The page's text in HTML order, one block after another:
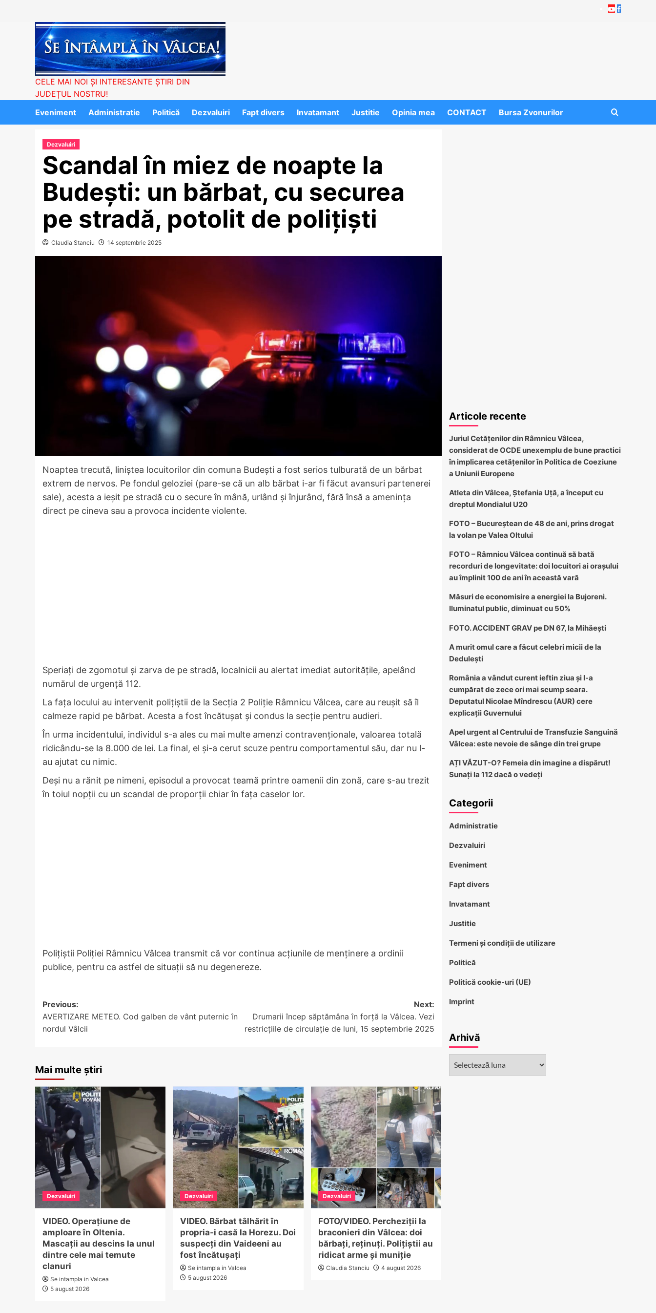
Youtube
Facebook
CELE MAI NOI ȘI INTERESANTE ȘTIRI DIN
JUDEȚUL NOSTRU!
Eveniment
Administratie Politică Dezvaluiri Fapt divers Invatamant Justitie Opinia mea CONTACT Bursa Zvonurilor
Dezvaluiri
Scandal în miez de noapte la
Budești: un bărbat, cu securea
pe stradă, potolit de polițiști
Claudia Stanciu 14 septembrie 2025
Noaptea trecută, liniștea locuitorilor din comuna Budești a fost serios tulburată de un bărbat
extrem de nervos. Pe fondul geloziei (pare-se că un alb bărbat i-ar fi făcut avansuri partenerei
sale), acesta a ieșit pe stradă cu o secure în mână, urlând și înjurând, fără însă a amenința
direct pe cineva sau a provoca incidente violente.
Speriați de zgomotul și zarva de pe stradă, localnicii au alertat imediat autoritățile, apelând
numărul de urgență 112.
La fața locului au intervenit polițiștii de la Secția 2 Poliție Râmnicu Vâlcea, care au reușit să îl
calmeze rapid pe bărbat. Acesta a fost încătușat și condus la secție pentru audieri.
În urma incidentului, individul s-a ales cu mai multe amenzi contravenționale, valoarea totală
ridicându-se la 8.000 de lei. La final, el și-a cerut scuze pentru comportamentul său, dar nu l-
au ajutat cu nimic.
Deși nu a rănit pe nimeni, episodul a provocat teamă printre oamenii din zonă, care s-au trezit
în toiul nopții cu un scandal de proporții chiar în fața caselor lor.
Polițiștii Poliției Râmnicu Vâlcea transmit că vor continua acțiunile de menținere a ordinii
publice, pentru ca astfel de situații să nu degenereze.
Post
navigation
Previous:
AVERTIZARE METEO. Cod galben de vânt puternic în
nordul Vâlcii
Next:
Drumarii încep săptămâna în forță la Vâlcea. Vezi
restricțiile de circulație de luni, 15 septembrie 2025
Mai multe știri
Dezvaluiri
VIDEO. Operațiune de
amploare în Oltenia.
Mascații au descins la unul
dintre cele mai temute
clanuri
Se intampla in Valcea
5 august 2026
Dezvaluiri
VIDEO. Bărbat tâlhărit în
propria-i casă la Horezu. Doi
suspecți din Vaideeni au
fost încătușați
Se intampla in Valcea
5 august 2026
Dezvaluiri
FOTO/VIDEO. Percheziții la
braconieri din Vâlcea: doi
bărbați, reținuți. Polițiștii au
ridicat arme și muniție
Claudia Stanciu 4 august 2026
Articole recente
Juriul Cetățenilor din Râmnicu Vâlcea,
considerat de OCDE unexemplu de bune practici
în implicarea cetățenilor în Politica de Coeziune
a Uniunii Europene
Atleta din Vâlcea, Ștefania Uță, a început cu
dreptul Mondialul U20
FOTO – Bucureștean de 48 de ani, prins drogat
la volan pe Valea Oltului
FOTO – Râmnicu Vâlcea continuă să bată
recorduri de longevitate: doi locuitori ai orașului
au împlinit 100 de ani în această vară
Măsuri de economisire a energiei la Bujoreni.
Iluminatul public, diminuat cu 50%
FOTO. ACCIDENT GRAV pe DN 67, la Mihăești
A murit omul care a făcut celebri micii de la
Dedulești
România a vândut curent ieftin ziua și l-a
cumpărat de zece ori mai scump seara.
Deputatul Nicolae Mîndrescu (AUR) cere
explicații Guvernului
Apel urgent al Centrului de Transfuzie Sanguină
Vâlcea: este nevoie de sânge din trei grupe
AȚI VĂZUT-O? Femeia din imagine a dispărut!
Sunați la 112 dacă o vedeți
Categorii
Administratie
Dezvaluiri
Eveniment
Fapt divers
Invatamant
Justitie
Termeni și condiții de utilizare
Politică
Politică cookie-uri (UE)
Imprint
Arhivă